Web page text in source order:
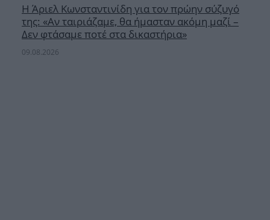
Η Άριελ Κωνσταντινίδη για τον πρώην σύζυγό
της: «Αν ταιριάζαμε, θα ήμασταν ακόμη μαζί –
Δεν φτάσαμε ποτέ στα δικαστήρια»
09.08.2026